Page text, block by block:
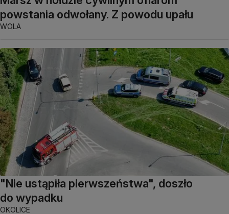
powstania odwołany. Z powodu upału
WOLA
"Nie ustąpiła pierwszeństwa", doszło
do wypadku
OKOLICE